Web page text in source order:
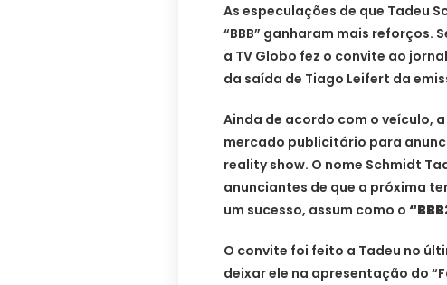
As especulações de que Tadeu
“BBB” ganharam mais reforços.
a TV Globo fez o convite ao
da saída de Tiago Leifert da
Ainda de acordo com o veículo,
mercado publicitário para
reality show. O nome Schmidt
anunciantes de que a próxima
um sucesso, assum como o
O convite foi feito a Tadeu no
deixar ele na apresentação do